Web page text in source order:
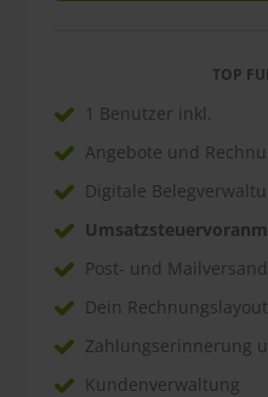
TOP
1 Benutzer inkl.
Angebote und
Digitale
Post- und Mailversand
Dein
Zahlungserinnerung
Kundenverwaltung